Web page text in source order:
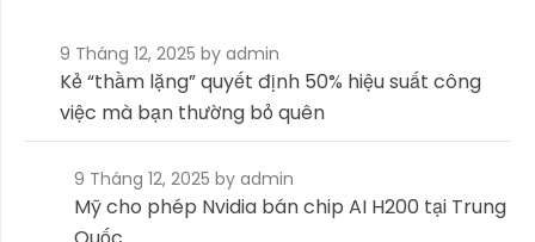
9 Tháng 12, 2025by admin
Kẻ “thầm lặng” quyết định 50% hiệu suất công
việc mà bạn thường bỏ quên
9 Tháng 12, 2025 by admin
Mỹ cho phép Nvidia bán chip AI H200 tại Trung